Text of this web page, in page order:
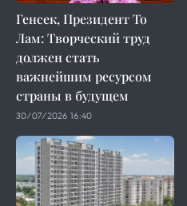
Генсек, Президент То
Лам: Творческий труд
должен стать
важнейшим ресурсом
страны в будущем
30/07/2026 16:40